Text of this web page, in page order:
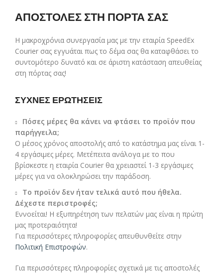
ΑΠΟΣΤΟΛΕΣ ΣΤΗ ΠΟΡΤΑ ΣΑΣ
Η μακροχρόνια συνεργασία μας με την εταιρία SpeedEx
Courier σας εγγυάται πως το δέμα σας θα καταφθάσει το
συντομότερο δυνατό και σε άριστη κατάσταση απευθείας
στη πόρτας σας!
ΣΥΧΝΕΣ ΕΡΩΤΗΣΕΙΣ
Πόσες μέρες θα κάνει να φτάσει το προϊόν που
παρήγγειλα;
Ο μέσος χρόνος αποστολής από το κατάστημα μας είναι 1-
4 εργάσιμες μέρες. Μετέπειτα ανάλογα με το που
βρίσκεστε η εταιρία Courier θα χρειαστεί 1-3 εργάσιμες
μέρες για να ολοκληρώσει την παράδοση.
Το προϊόν δεν ήταν τελικά αυτό που ήθελα.
Δέχεστε περιστροφές;
Εννοείται! Η εξυπηρέτηση των πελατών μας είναι η πρώτη
μας προτεραιότητα!
Για περισσότερες πληροφορίες απευθυνθείτε στην
Πολιτική Επιστροφών.
Για περισσότερες πληροφορίες σχετικά με τις αποστολές